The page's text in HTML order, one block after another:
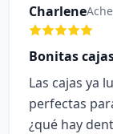
Charlene
Bonitas
Las cajas ya
perfectas
¿qué hay